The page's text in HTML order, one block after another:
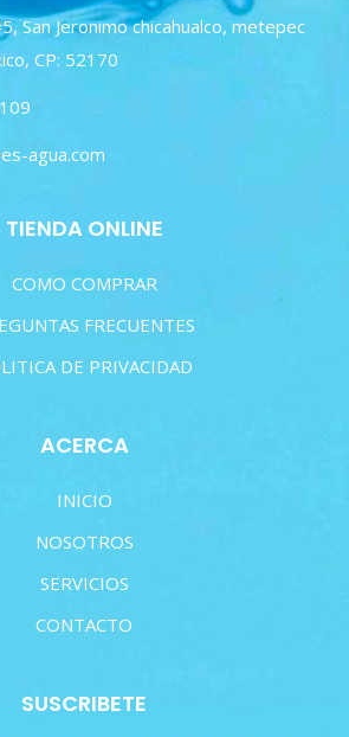
San Jeronimo chicahualco, metepec
CP: 52170
agua.com
TIENDA ONLINE
COMO COMPRAR
FRECUENTES
DE PRIVACIDAD
ACERCA
INICIO
NOSOTROS
SERVICIOS
CONTACTO
SUSCRIBETE